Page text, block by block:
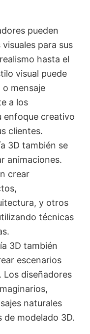
pueden
para sus
hasta el
visual puede
mensaje
a los
enfoque creativo
clientes.
3D también se
animaciones.
crear
y otros
técnicas
3D también
escenarios
Los diseñadores
naturales
de modelado 3D.